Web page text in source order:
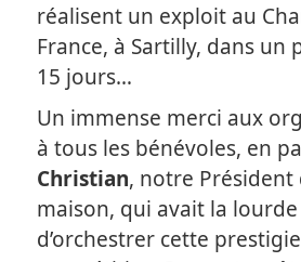
réalisent un exploit au
France, à Sartilly, dans un
15 jours…
Un immense merci aux
à tous les bénévoles, en
Christian, notre Président
maison, qui avait la
d’orchestrer cette